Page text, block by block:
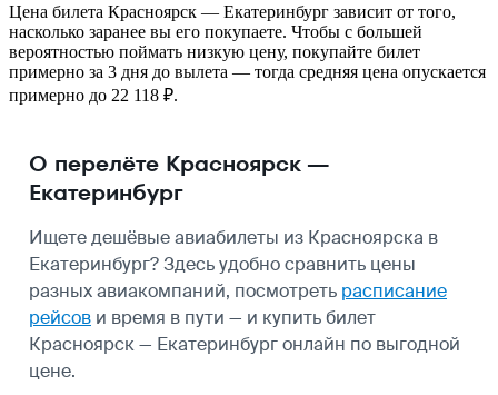
Цена билета Красноярск — Екатеринбург зависит от того,
насколько заранее вы его покупаете. Чтобы с большей
вероятностью поймать низкую цену, покупайте билет
примерно за 3 дня до вылета — тогда средняя цена опускается
примерно до 22 118 ₽.
О перелёте Красноярск —
Екатеринбург
Ищете дешёвые авиабилеты из Красноярска в
Екатеринбург? Здесь удобно сравнить цены
разных авиакомпаний, посмотреть расписание
рейсов и время в пути — и купить билет
Красноярск — Екатеринбург онлайн по выгодной
цене.